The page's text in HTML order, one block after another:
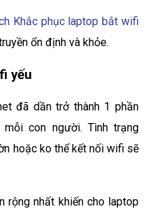
Khắc phục laptop bắt wifi
ổn định và khỏe.
yếu
đã dần trở thành 1 phần
con người. Tình trạng
hoặc ko thể kết nối wifi sẽ
rộng nhất khiến cho laptop